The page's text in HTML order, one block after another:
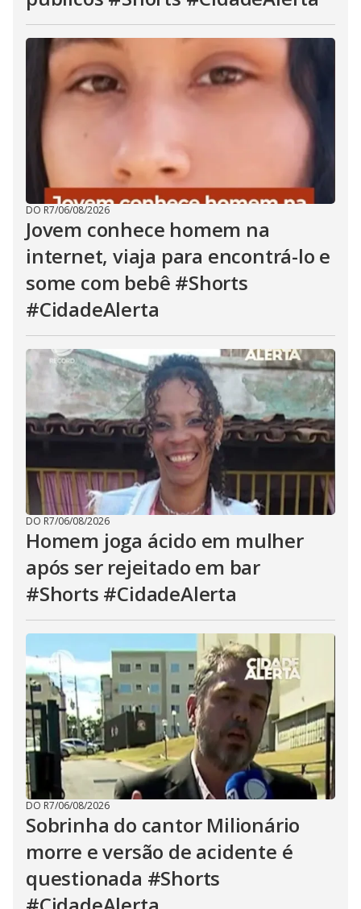
DO R7/06/08/2026
Jovem conhece homem na
internet, viaja para encontrá-lo e
some com bebê #Shorts
#CidadeAlerta
DO R7/06/08/2026
Homem joga ácido em mulher
após ser rejeitado em bar
#Shorts #CidadeAlerta
DO R7/06/08/2026
Sobrinha do cantor Milionário
morre e versão de acidente é
questionada #Shorts